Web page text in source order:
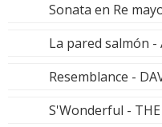
Sonata en Re
La pared salmón -
Resemblance -
S'Wonderful - THE